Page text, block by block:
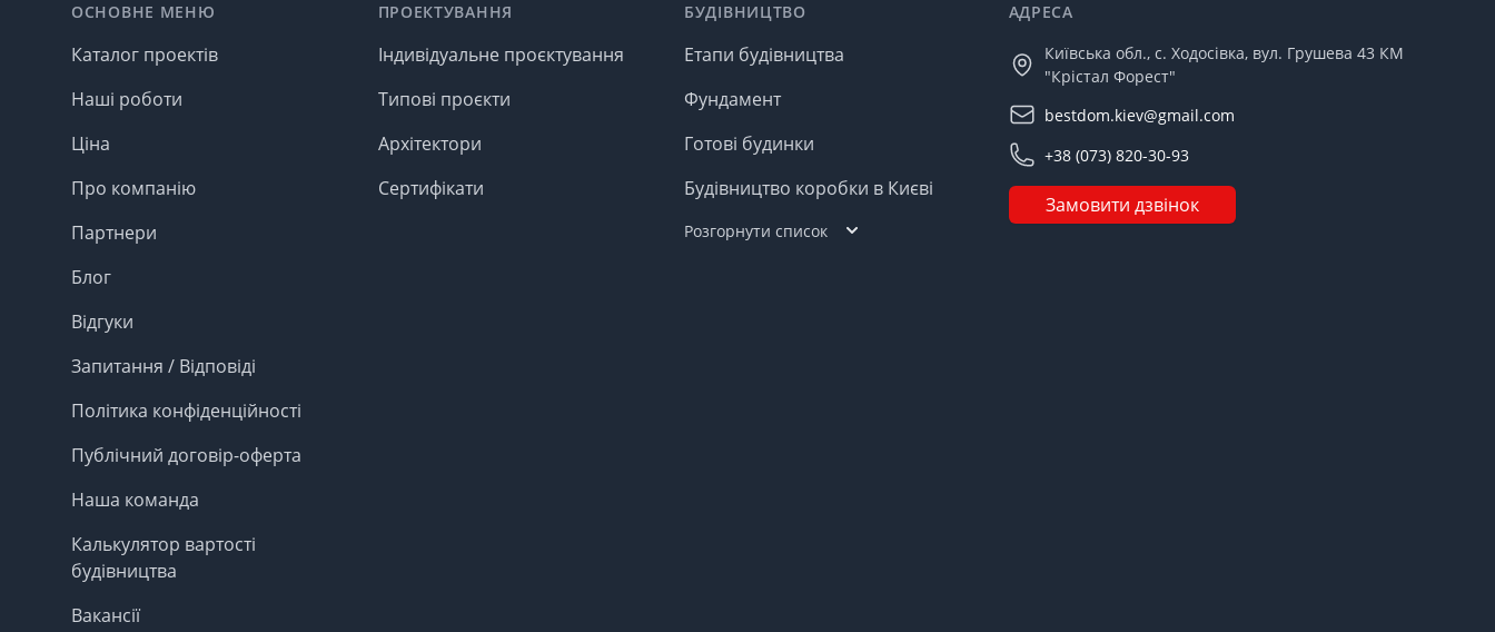
ОСНОВНЕ МЕНЮ
Каталог проектів
Наші роботи
Ціна
Про компанію
Партнери
Блог
Відгуки
Запитання / Відповіді
Політика конфіденційності
Публічний договір-оферта
Наша команда
Калькулятор вартості
будівництва
Вакансії
ПРОЕКТУВАННЯ
Індивідуальне проєктування
Типові проєкти
Архітектори
Сертифікати
БУДІВНИЦТВО
Етапи будівництва
Фундамент
Готові будинки
Будівництво коробки в Києві
Розгорнути список
АДРЕСА
Київська обл., с. Ходосівка, вул. Грушева 43 КМ
"Крістал Форест"
bestdom.kiev@gmail.com
+38 (073) 820-30-93
Замовити дзвінок